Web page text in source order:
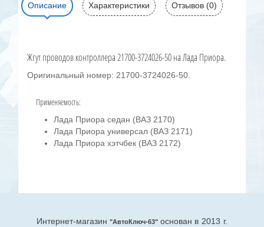
Описание Характеристики Отзывов (0)
Жгут проводов контроллера 21700-3724026-50 на Лада Приора.
Оригинальный номер: 21700-3724026-50.
Применяемость:
Лада Приора седан (ВАЗ 2170)
Лада Приора универсал (ВАЗ 2171)
Лада Приора хэтчбек (ВАЗ 2172)
Интернет-магазин "АвтоКлюч-63" основан в 2013 г.